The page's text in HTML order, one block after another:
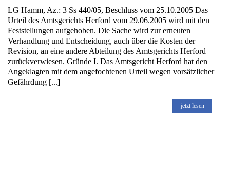
LG Hamm, Az.: 3 Ss 440/05, Beschluss vom 25.10.2005 Das
Urteil des Amtsgerichts Herford vom 29.06.2005 wird mit den
Feststellungen aufgehoben. Die Sache wird zur erneuten
Verhandlung und Entscheidung, auch über die Kosten der
Revision, an eine andere Abteilung des Amtsgerichts Herford
zurückverwiesen. Gründe I. Das Amtsgericht Herford hat den
Angeklagten mit dem angefochtenen Urteil wegen vorsätzlicher
Gefährdung [...]
jetzt lesen